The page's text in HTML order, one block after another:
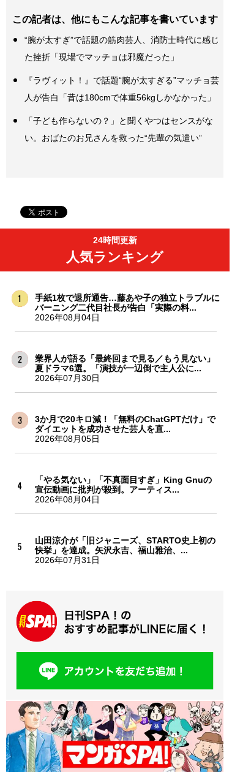
この記者は、他にもこんな記事を書いています
“腕が太すぎ”で話題の筋肉芸人、消防士時代に感じ
た挫折「現場でマッチョは邪魔だった」
『ラヴィット！』で話題“腕が太すぎる”マッチョ芸
人が告白「昔は180cmで体重56kgしかなかった」
「子ども作らないの？」と聞くやつはセンスがな
い。おばたのお兄さんを救った“先輩の気遣い”
24時間更新
人気ランキング
手紙1枚で退所通告…藤あや子の独立トラブルに
バーニング二代目社長が告白「実際の料...
2026年08月04日
業界人が語る「最終回まで見る／もう見ない」
夏ドラマ6選。「演技が一辺倒で主人公に...
2026年07月30日
3か月で20キロ減！「無料のChatGPTだけ」で
ダイエットを成功させた芸人を直...
2026年08月05日
「やる気ない」「不真面目すぎ」King Gnuの
宣伝動画に批判が殺到。アーティス...
2026年08月04日
山田涼介が「旧ジャニーズ、STARTO史上初の
快挙」を達成。矢沢永吉、福山雅治、...
2026年07月31日